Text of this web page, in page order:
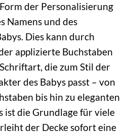
der Personalisierung
Namens und des
Dies kann durch
applizierte Buchstaben
die zum Stil der
des Babys passt – von
bis hin zu eleganten
ist die Grundlage für viele
der Decke sofort eine